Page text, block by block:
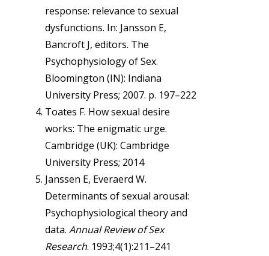
response: relevance to sexual
dysfunctions. In: Jansson E,
Bancroft J, editors. The
Psychophysiology of Sex.
Bloomington (IN): Indiana
University Press; 2007. p. 197–222
Toates F. How sexual desire
works: The enigmatic urge.
Cambridge (UK): Cambridge
University Press; 2014
Janssen E, Everaerd W.
Determinants of sexual arousal:
Psychophysiological theory and
data. Annual Review of Sex
Research. 1993;4(1):211–241